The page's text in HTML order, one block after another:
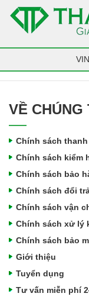
VỀ CHÚNG
Chính sách
Chính sách kiểm
Chính sách bảo
Chính sách đổi
Chính sách vận
Chính sách xử lý
Chính sách bảo
Giới thiệu
Tuyển dụng
Tư vấn miễn phí